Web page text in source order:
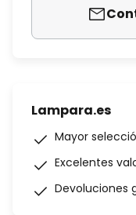
Lampara.es
Mayor
Excelentes
Devoluciones